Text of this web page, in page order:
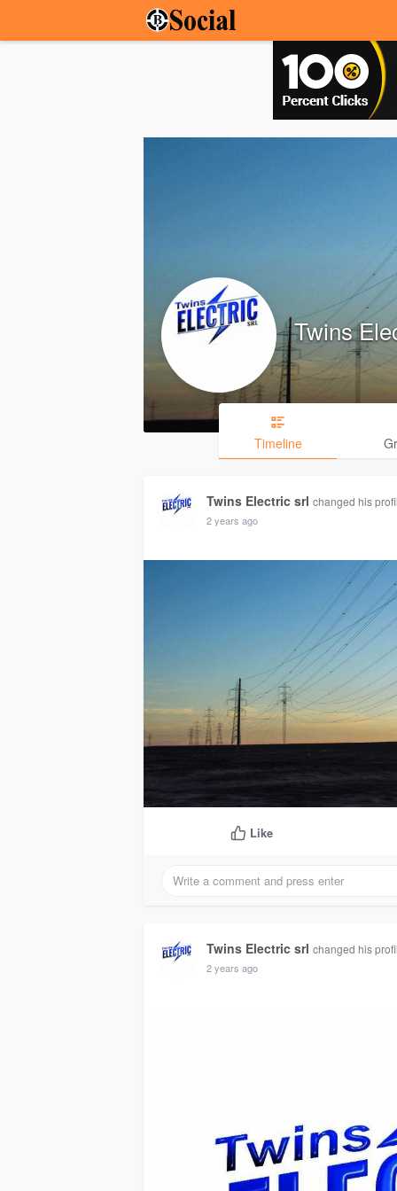
Twins
Timeline
Twins Electric srl changed his
2 years ago
Like
Twins Electric srl changed his
2 years ago